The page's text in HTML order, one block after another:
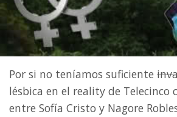
Por si no teníamos suficiente
lésbica en el reality de Telecinco
entre Sofía Cristo y Nagore